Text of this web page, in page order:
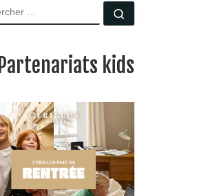
RECHERCHER
Partenariats kids